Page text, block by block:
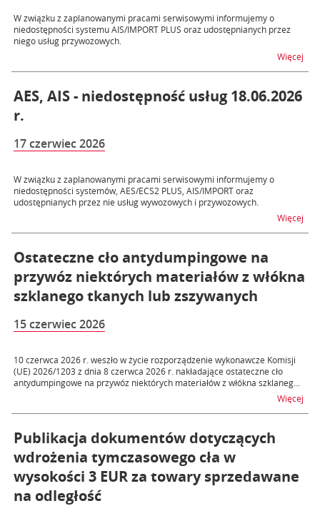
W związku z zaplanowanymi pracami serwisowymi informujemy o
niedostępności systemu AIS/IMPORT PLUS oraz udostępnianych przez
niego usług przywozowych.
Więcej
AES, AIS - niedostępność usług 18.06.2026
r.
17 czerwiec 2026
W związku z zaplanowanymi pracami serwisowymi informujemy o
niedostępności systemów, AES/ECS2 PLUS, AIS/IMPORT oraz
udostępnianych przez nie usług wywozowych i przywozowych.
Więcej
Ostateczne cło antydumpingowe na
przywóz niektórych materiałów z włókna
szklanego tkanych lub zszywanych
15 czerwiec 2026
10 czerwca 2026 r. weszło w życie rozporządzenie wykonawcze Komisji
(UE) 2026/1203 z dnia 8 czerwca 2026 r. nakładające ostateczne cło
antydumpingowe na przywóz niektórych materiałów z włókna szklaneg...
Więcej
Publikacja dokumentów dotyczących
wdrożenia tymczasowego cła w
wysokości 3 EUR za towary sprzedawane
na odległość